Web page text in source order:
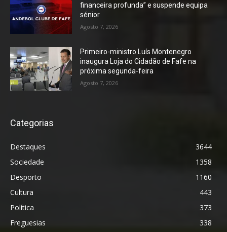
financeira profunda” e suspende equipa
sénior
Agosto 7, 2026
Primeiro-ministro Luís Montenegro
inaugura Loja do Cidadão de Fafe na
próxima segunda-feira
Agosto 7, 2026
Categorias
Destaques
3644
Sociedade
1358
Desporto
1160
Cultura
443
Política
373
Freguesias
338